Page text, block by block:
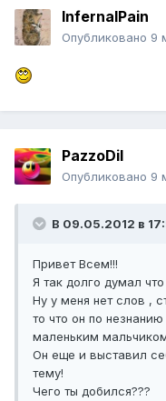
InfernalPain
Опубликовано 9
PazzoDil
Опубликовано 9
В 09.05.2012 в
Привет Всем!!!
Я так долго думал что
Ну у меня нет слов ,
то что он по
маленьким
Он еще и выставил
тему!
Чего ты добился???